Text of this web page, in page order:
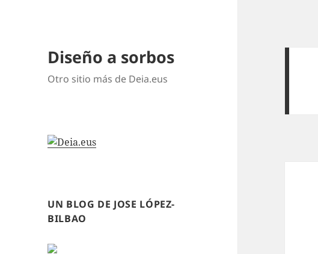
Diseño a sorbos
Otro sitio más de Deia.eus
UN BLOG DE JOSE LÓPEZ-
BILBAO